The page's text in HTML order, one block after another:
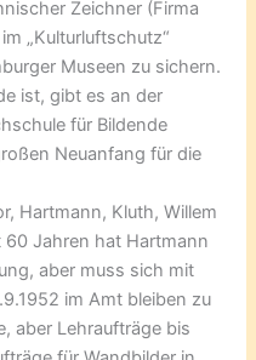
Zeichner (Firma
„Kulturluftschutz“
Museen zu sichern.
ist, gibt es an der
für Bildende
Neuanfang für die
Hartmann, Kluth, Willem
Jahren hat Hartmann
aber muss sich mit
im Amt bleiben zu
aber Lehraufträge bis